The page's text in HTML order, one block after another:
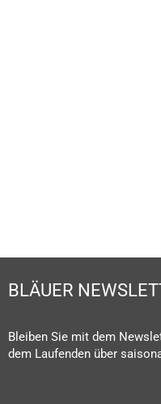
BLÄUER
Bleiben Sie mit dem
dem Laufenden über